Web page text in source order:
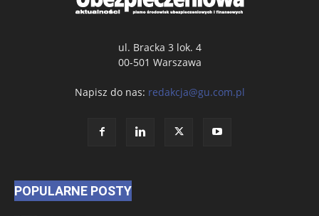
ul. Bracka 3 lok. 4
00-501 Warszawa
Napisz do nas: redakcja@gu.com.pl
POPULARNE POSTY